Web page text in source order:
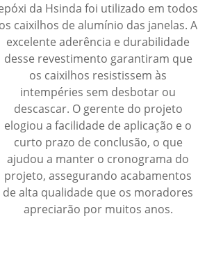
da Hsinda foi utilizado em todos
os caixilhos de alumínio das janelas. A
excelente aderência e durabilidade
desse revestimento garantiram que
os caixilhos resistissem às
intempéries sem desbotar ou
descascar. O gerente do projeto
elogiou a facilidade de aplicação e o
curto prazo de conclusão, o que
ajudou a manter o cronograma do
projeto, assegurando acabamentos
de alta qualidade que os moradores
apreciarão por muitos anos.